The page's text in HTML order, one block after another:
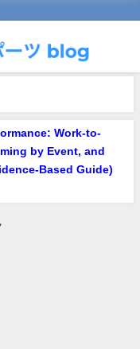
Work-to-
by Event, and
Based Guide)